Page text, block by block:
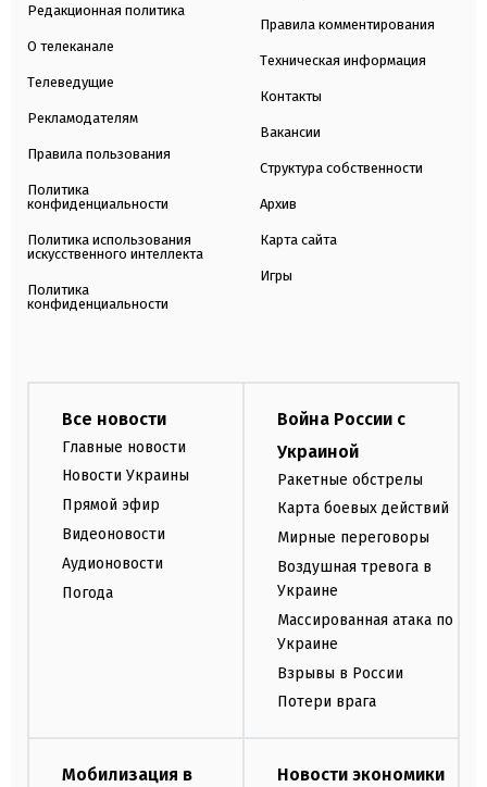
Редакционная политика
О телеканале
Телеведущие
Рекламодателям
Правила пользования
Политика
конфиденциальности
Политика использования
искусственного интеллекта
Политика
конфиденциальности
Правила комментирования
Техническая информация
Контакты
Вакансии
Структура собственности
Архив
Карта сайта
Игры
Все новости
Главные новости
Новости Украины
Прямой эфир
Видеоновости
Аудионовости
Погода
Война России с
Украиной
Ракетные обстрелы
Карта боевых действий
Мирные переговоры
Воздушная тревога в
Украине
Массированная атака по
Украине
Взрывы в России
Потери врага
Мобилизация в
Новости экономики